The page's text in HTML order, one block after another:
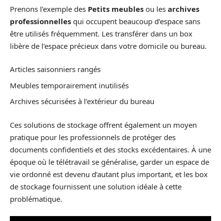
Prenons l’exemple des Petits meubles ou les archives
professionnelles qui occupent beaucoup d’espace sans
être utilisés fréquemment. Les transférer dans un box
libère de l’espace précieux dans votre domicile ou bureau.
Articles saisonniers rangés
Meubles temporairement inutilisés
Archives sécurisées à l’extérieur du bureau
Ces solutions de stockage offrent également un moyen
pratique pour les professionnels de protéger des
documents confidentiels et des stocks excédentaires. À une
époque où le télétravail se généralise, garder un espace de
vie ordonné est devenu d’autant plus important, et les box
de stockage fournissent une solution idéale à cette
problématique.